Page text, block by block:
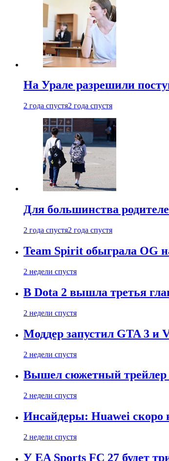
На Урале разрешили
2 года спустя2 года спустя
Для большинства
2 года спустя2 года спустя
Team Spirit обыграла OG
2 недели спустя
В Dota 2 вышла третья
2 недели спустя
Моддер запустил GTA 3 и
2 недели спустя
Вышел сюжетный трейлер
2 недели спустя
Инсайдеры: Huawei скоро
2 недели спустя
У EA Sports FC 27 будет